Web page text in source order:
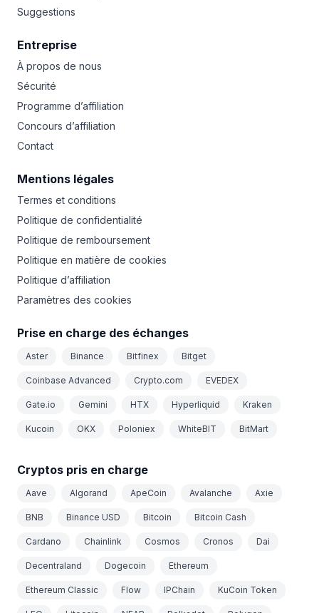
Suggestions
Entreprise
À propos de nous
Sécurité
Programme d’affiliation
Concours d’affiliation
Contact
Mentions légales
Termes et conditions
Politique de confidentialité
Politique de remboursement
Politique en matière de cookies
Politique d’affiliation
Paramètres des cookies
Prise en charge des échanges
Aster Binance Bitfinex Bitget
Coinbase Advanced Crypto.com EVEDEX
Gate.io Gemini HTX Hyperliquid Kraken
Kucoin OKX Poloniex WhiteBIT BitMart
Cryptos pris en charge
Aave Algorand ApeCoin Avalanche Axie
BNB Binance USD Bitcoin Bitcoin Cash
Cardano Chainlink Cosmos Cronos Dai
Decentraland Dogecoin Ethereum
Ethereum Classic Flow IPChain KuCoin Token